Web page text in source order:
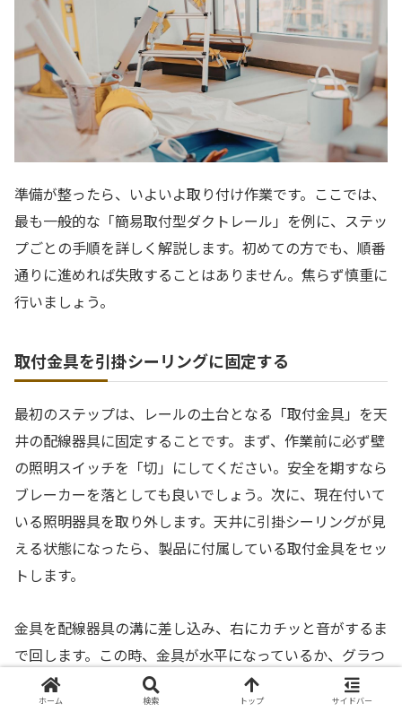
準備が整ったら、いよいよ取り付け作業です。ここでは、
最も一般的な「簡易取付型ダクトレール」を例に、ステッ
プごとの手順を詳しく解説します。初めての方でも、順番
通りに進めれば失敗することはありません。焦らず慎重に
行いましょう。
取付金具を引掛シーリングに固定する
最初のステップは、レールの土台となる「取付金具」を天
井の配線器具に固定することです。まず、作業前に必ず壁
の照明スイッチを「切」にしてください。安全を期すなら
ブレーカーを落としても良いでしょう。次に、現在付いて
いる照明器具を取り外します。天井に引掛シーリングが見
える状態になったら、製品に付属している取付金具をセッ
トします。
金具を配線器具の溝に差し込み、右にカチッと音がするま
で回します。この時、金具が水平になっているか、グラつ
きがないかを確認してください。製品によっては、金具を
ホーム 検索 トップ サイドバー